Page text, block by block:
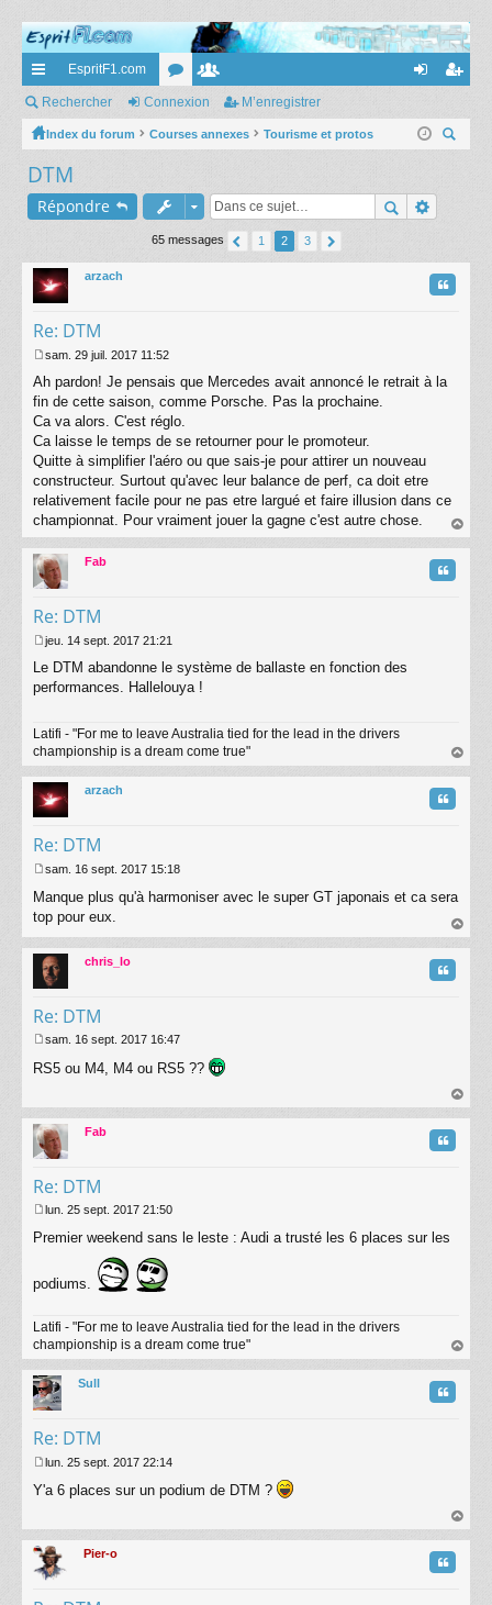
cc
ès
ra
pi
EspritF1.com
or
u
s
e
m
es
ne
on
nr
r
Rechercher Connexion M’enregistrer
Index du forum Courses annexes
Tourisme et protos
DTM
Répondre
65 messages 1 2 3
arzach
Re: DTM
Citation
e
s
s
g
e
sam. 29 juil. 2017 11:52
Ah pardon! Je pensais que Mercedes avait annoncé le retrait à la
fin de cette saison, comme Porsche. Pas la prochaine.
Ca va alors. C'est réglo.
Ca laisse le temps de se retourner pour le promoteur.
Quitte à simplifier l'aéro ou que sais-je pour attirer un nouveau
constructeur. Surtout qu'avec leur balance de perf, ca doit etre
relativement facile pour ne pas etre largué et faire illusion dans ce
championnat. Pour vraiment jouer la gagne c'est autre chose.
au
Fab
Re: DTM
Citation
e
s
g
e
jeu. 14 sept. 2017 21:21
Le DTM abandonne le système de ballaste en fonction des
performances. Hallelouya !
Latifi - "For me to leave Australia tied for the lead in the drivers
championship is a dream come true"
au
arzach
Re: DTM
Citation
e
s
a
g
e
sam. 16 sept. 2017 15:18
Manque plus qu'à harmoniser avec le super GT japonais et ca sera
top pour eux.
au
chris_lo
Re: DTM
Citation
e
a
g
e
sam. 16 sept. 2017 16:47
RS5 ou M4, M4 ou RS5 ??
au
Fab
Re: DTM
Citation
e
a
e
lun. 25 sept. 2017 21:50
Premier weekend sans le leste : Audi a trusté les 6 places sur les
podiums.
Latifi - "For me to leave Australia tied for the lead in the drivers
championship is a dream come true"
au
Sull
Re: DTM
Citation
e
a
g
e
lun. 25 sept. 2017 22:14
Y'a 6 places sur un podium de DTM ?
au
Pier-o Citation